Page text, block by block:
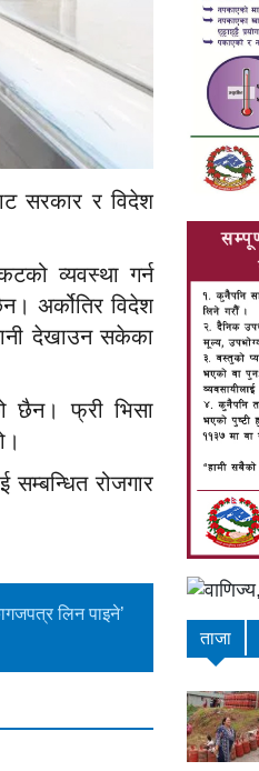
सरकार र विदेश
व्यवस्था गर्न
अर्कोतिर विदेश
देखाउन सकेका
छैन। फ्री भिसा
रोजगार
लिन पाइने’
ताजा